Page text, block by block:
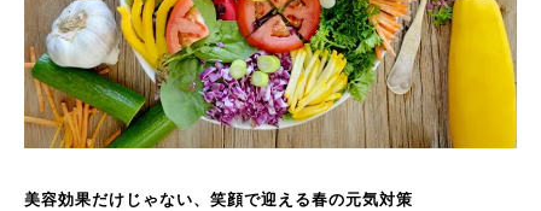
美容効果だけじゃない、笑顔で迎える春の元気対策